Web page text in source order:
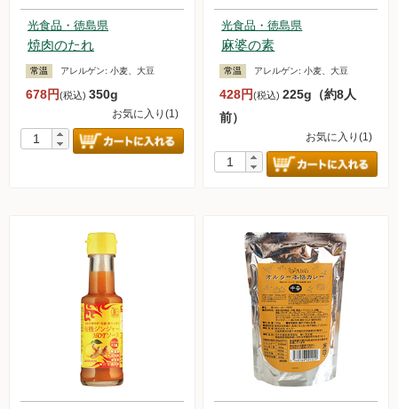
光食品・徳島県
焼肉のたれ
常温 アレルゲン: 小麦、大豆
678円(税込) 350g
お気に入り(1)
光食品・徳島県
麻婆の素
常温 アレルゲン:小麦、大豆
428円(税込)225g（約8人
前）
お気に入り(1)